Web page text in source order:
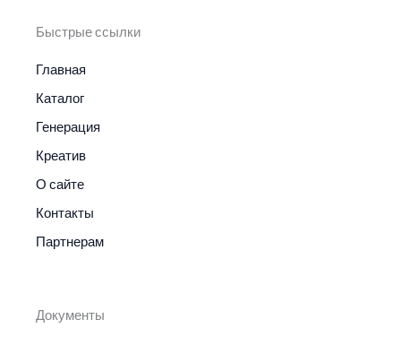
Быстрые ссылки
Главная
Каталог
Генерация
Креатив
О сайте
Контакты
Партнерам
Документы